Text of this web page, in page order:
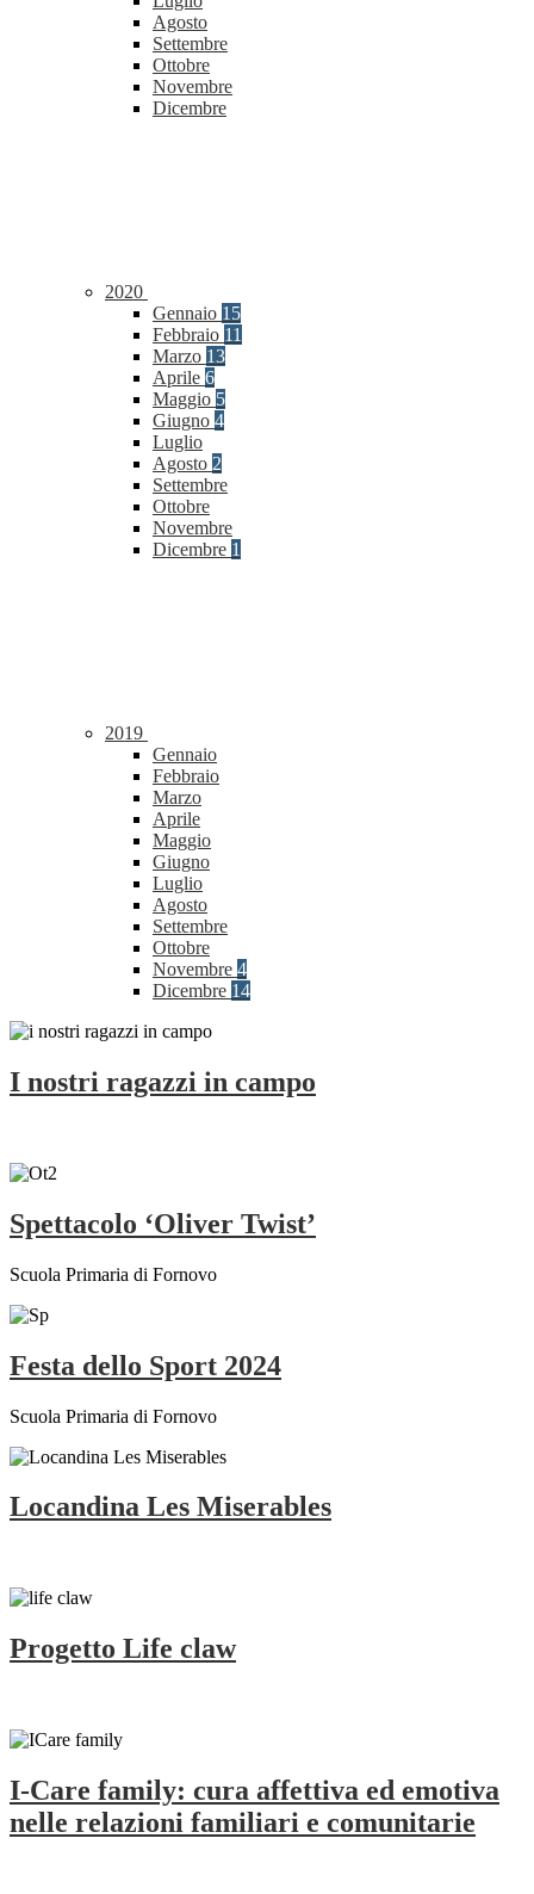
Agosto
Settembre
Ottobre
Novembre
Dicembre
2020
Gennaio 15
Febbraio 11
Marzo 13
Aprile 6
Maggio 5
Giugno 4
Luglio
Agosto 2
Settembre
Ottobre
Novembre
Dicembre 1
2019
Gennaio
Febbraio
Marzo
Aprile
Maggio
Giugno
Luglio
Agosto
Settembre
Ottobre
Novembre 4
Dicembre 14
I nostri ragazzi in campo
Spettacolo ‘Oliver Twist’
Scuola Primaria di Fornovo
Festa dello Sport 2024
Scuola Primaria di Fornovo
Locandina Les Miserables
Progetto Life claw
I-Care family: cura affettiva ed emotiva
nelle relazioni familiari e comunitarie